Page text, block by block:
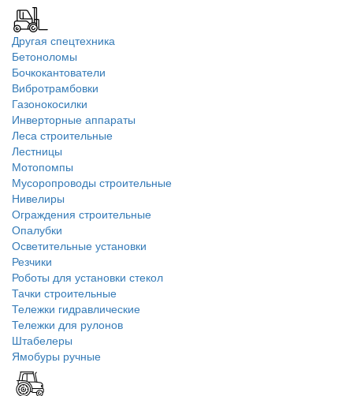
Другая спецтехника
Бетоноломы
Бочкокантователи
Вибротрамбовки
Газонокосилки
Инверторные аппараты
Леса строительные
Лестницы
Мотопомпы
Мусоропроводы строительные
Нивелиры
Ограждения строительные
Опалубки
Осветительные установки
Резчики
Роботы для установки стекол
Тачки строительные
Тележки гидравлические
Тележки для рулонов
Штабелеры
Ямобуры ручные